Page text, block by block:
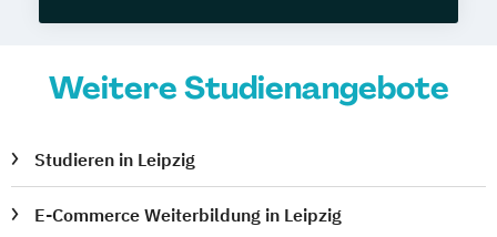
Weitere Studienangebote
Studieren in Leipzig
E-Commerce Weiterbildung in Leipzig